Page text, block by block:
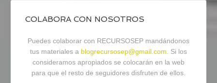
COLABORA CON NOSOTROS
Puedes colaborar con RECURSOSEP mandándonos
tus materiales a blogrecursosep@gmail.com. Si los
consideramos apropiados se colocarán en la web
para que el resto de seguidores disfruten de ellos.